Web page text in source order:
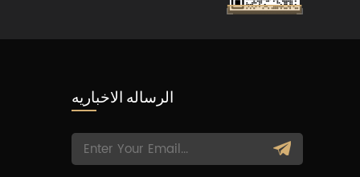
الرساله الاخباريه